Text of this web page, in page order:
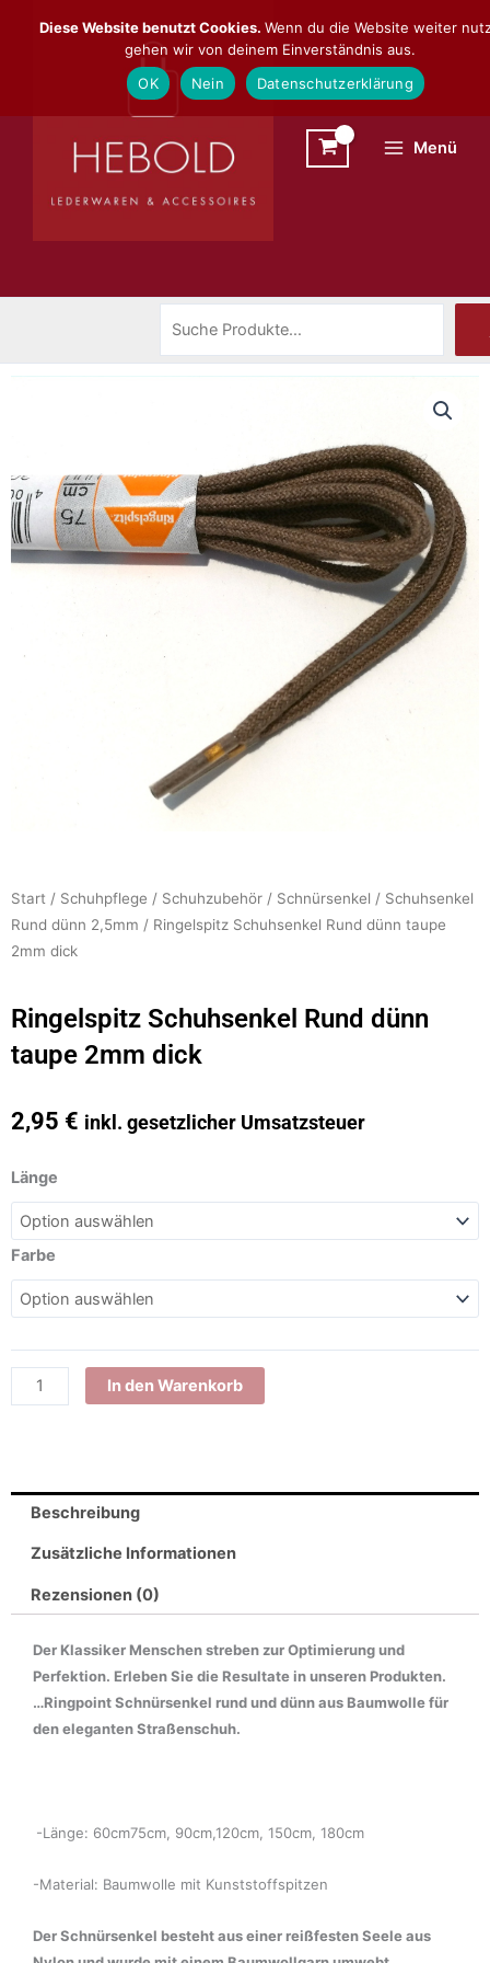
Inhalt
Menü
Start / Schuhpflege / Schuhzubehör / Schnürsenkel / Schuhsenkel
Rund dünn 2,5mm / Ringelspitz Schuhsenkel Rund dünn taupe
2mm dick
Ringelspitz Schuhsenkel Rund dünn
taupe 2mm dick
2,95 € inkl. gesetzlicher Umsatzsteuer
Länge
Farbe
Ringelspitz
Schuhsenkel
Rund
dünn
taupe
2mm
In den Warenkorb
Beschreibung
Zusätzliche Informationen
Rezensionen (0)
Der Klassiker Menschen streben zur Optimierung und
Perfektion. Erleben Sie die Resultate in unseren Produkten.
…Ringpoint Schnürsenkel rund und dünn aus Baumwolle für
den eleganten Straßenschuh.
-Länge: 60cm75cm, 90cm,120cm, 150cm, 180cm
-Material: Baumwolle mit Kunststoffspitzen
Der Schnürsenkel besteht aus einer reißfesten Seele aus
Diese Website benutzt Cookies. Wenn du die Website weiter
gehen wir von deinem Einverständnis aus.
OK
Nein Datenschutzerklärung